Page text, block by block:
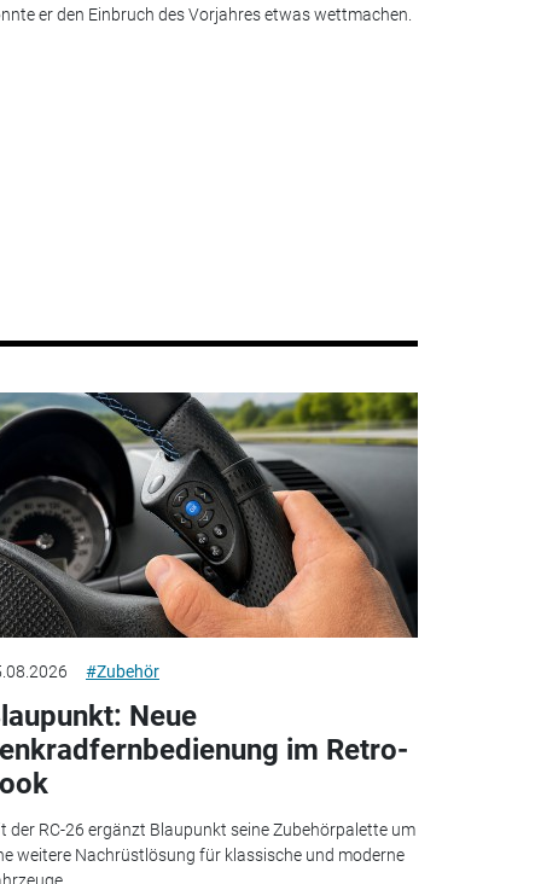
er den Einbruch des Vorjahres etwas wettmachen.
#Zubehör
Neue
im Retro-
der RC-26 ergänzt Blaupunkt seine Zubehörpalette um
weitere Nachrüstlösung für klassische und moderne